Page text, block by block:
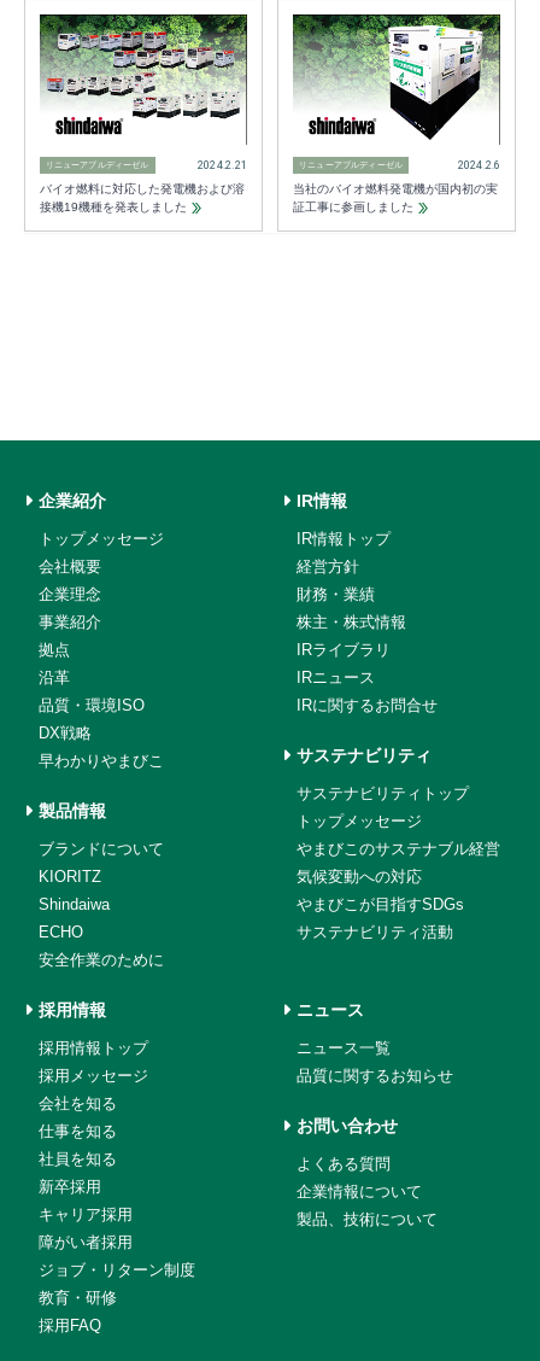
リニューアブルディーゼル 2024.2.21
バイオ燃料に対応した発電機および溶
接機19機種を発表しました
リニューアブルディーゼル 2024.2.6
当社のバイオ燃料発電機が国内初の実
証工事に参画しました
企業紹介
トップメッセージ
会社概要
企業理念
事業紹介
拠点
沿革
品質・環境ISO
DX戦略
早わかりやまびこ
製品情報
ブランドについて
KIORITZ
Shindaiwa
ECHO
安全作業のために
IR情報
IR情報トップ
経営方針
財務・業績
株主・株式情報
IRライブラリ
IRニュース
IRに関するお問合せ
サステナビリティ
サステナビリティトップ
トップメッセージ
やまびこのサステナブル経営
気候変動への対応
やまびこが目指すSDGs
サステナビリティ活動
採用情報
採用情報トップ
採用メッセージ
会社を知る
仕事を知る
社員を知る
新卒採用
キャリア採用
障がい者採用
ジョブ・リターン制度
教育・研修
採用FAQ
ニュース
ニュース一覧
品質に関するお知らせ
お問い合わせ
よくある質問
企業情報について
製品、技術について